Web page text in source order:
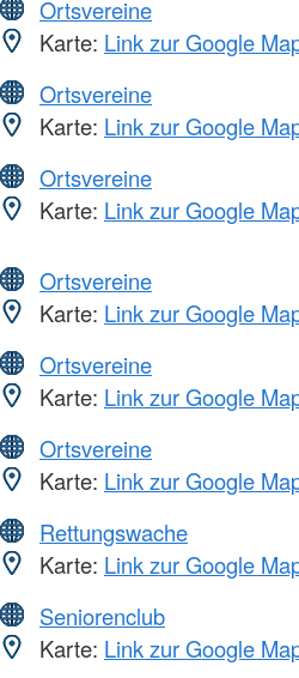
Ortsvereine
Karte: Link zur Google
Ortsvereine
Karte: Link zur Google
Ortsvereine
Karte: Link zur Google
Ortsvereine
Karte: Link zur Google
Ortsvereine
Karte: Link zur Google
Ortsvereine
Karte: Link zur Google
Rettungswache
Karte: Link zur Google
Seniorenclub
Karte: Link zur Google